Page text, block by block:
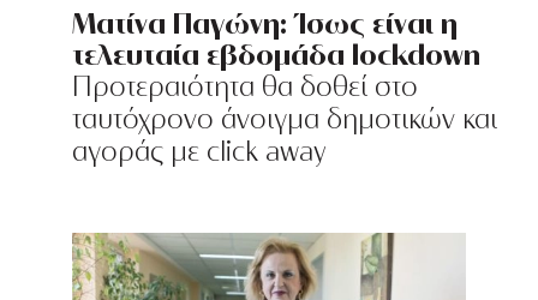
Ματίνα Παγώνη: Ίσως είναι η
τελευταία εβδομάδα lockdown
Προτεραιότητα θα δοθεί στο
ταυτόχρονο άνοιγμα δημοτικών και
αγοράς με click away